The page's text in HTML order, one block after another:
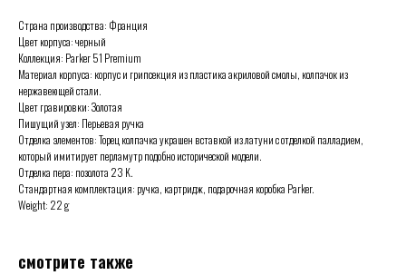
Страна производства: Франция
Цвет корпуса: черный
Коллекция: Parker 51 Premium
Материал корпуса: корпус и грипсекция из пластика акриловой смолы, колпачок из
нержавеющей стали.
Цвет гравировки: Золотая
Пишущий узел: Перьевая ручка
Отделка элементов: Торец колпачка украшен вставкой из латуни с отделкой палладием,
который имитирует перламутр подобно исторической модели.
Отделка пера: позолота 23 K.
Стандартная комплектация: ручка, картридж, подарочная коробка Parker.
Weight: 22 g
смотрите также